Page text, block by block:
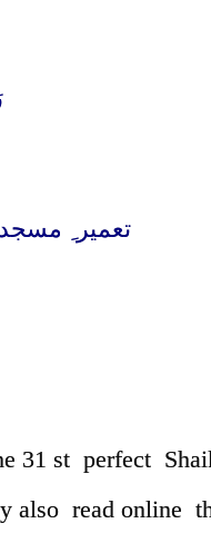
تعمیر
31 st perfect
also read online